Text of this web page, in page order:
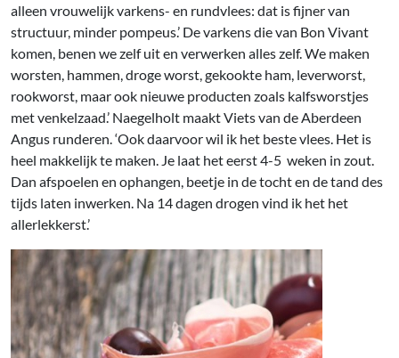
alleen vrouwelijk varkens- en rundvlees: dat is fijner van
structuur, minder pompeus.’ De varkens die van Bon Vivant
komen, benen we zelf uit en verwerken alles zelf. We maken
worsten, hammen, droge worst, gekookte ham, leverworst,
rookworst, maar ook nieuwe producten zoals kalfsworstjes
met venkelzaad.’ Naegelholt maakt Viets van de Aberdeen
Angus runderen. ‘Ook daarvoor wil ik het beste vlees. Het is
heel makkelijk te maken. Je laat het eerst 4-5 weken in zout.
Dan afspoelen en ophangen, beetje in de tocht en de tand des
tijds laten inwerken. Na 14 dagen drogen vind ik het het
allerlekkerst.’